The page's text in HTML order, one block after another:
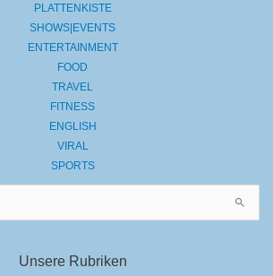
PLATTENKISTE
SHOWS|EVENTS
ENTERTAINMENT
FOOD
TRAVEL
FITNESS
ENGLISH
VIRAL
SPORTS
Unsere Rubriken